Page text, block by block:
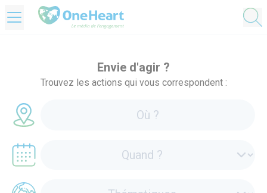
Envie d'agir ?
Trouvez les actions qui vous correspondent :